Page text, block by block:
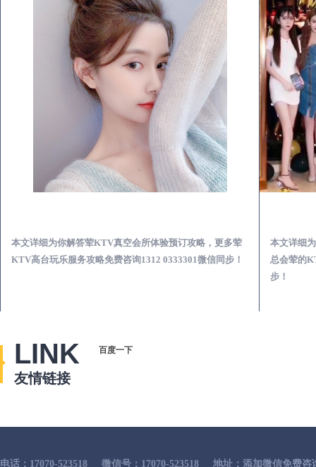
本文详细为你解答荤KTV真空会所体验预订攻略，更多荤
KTV高台玩乐服务攻略免费咨询1312 0333301微信同步！
本文详细
总会荤的
步！
LINK
友情链接
百度一下
电话：17070-523518 微信号：17070-523518 地址：添加微信免费